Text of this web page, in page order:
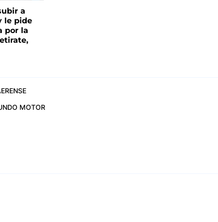
a
le pide
por la
MOTOR